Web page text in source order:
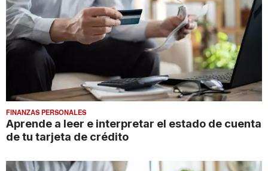
FINANZAS PERSONALES
Aprende a leer e interpretar el estado de cuenta
de tu tarjeta de crédito